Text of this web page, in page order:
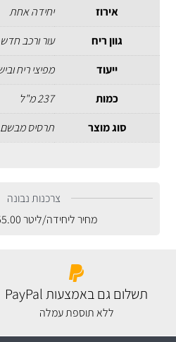
אירוז
יחידה אחת
גוון ריח
עור ורכב חדש
ייעוד
מפיצי ריח
כמות
237 מ"ל
סוג מוצר
תרסיס מבשם
צרכנות נבונה
מחיר ליחידה/ליטר
תשלום גם באמצעות PayPal
ללא תוספת עמלה